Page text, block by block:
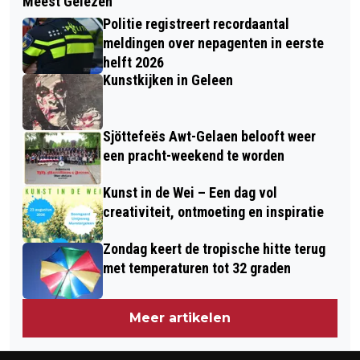
BIBLIOTHEEK DE DOMIJNEN:
MICHELANGELO, GEZONDHEID EN
ROUW
LANDELIJKE EXPERTS ADVISEREN
OMGEVINGSONDERZOEK NA
CHEMELOT-INCIDENT ZONDAG
Politie registreert recordaantal
meldingen over nepagenten in eerste
helft 2026
Kunstkijken in Geleen
Sjöttefeës Awt-Gelaen belooft weer
een pracht-weekend te worden
Kunst in de Wei – Een dag vol
creativiteit, ontmoeting en inspiratie
Zondag keert de tropische hitte terug
met temperaturen tot 32 graden
Meer artikelen